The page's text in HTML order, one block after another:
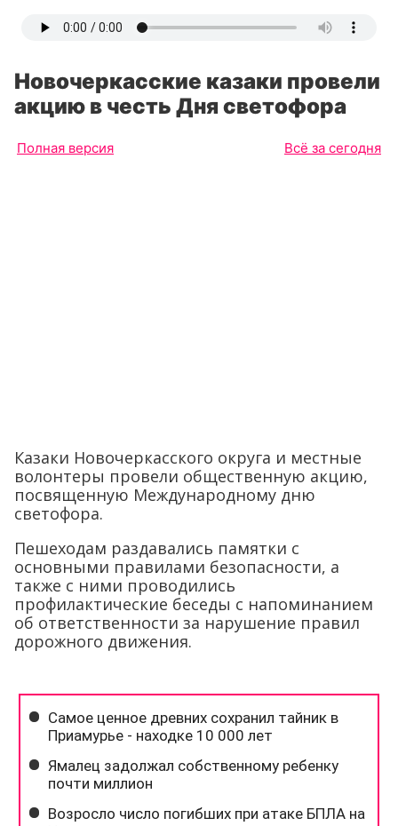
Новочеркасские казаки провели
акцию в честь Дня светофора
Полная версия Всё за сегодня
Казаки Новочеркасского округа и местные
волонтеры провели общественную акцию,
посвященную Международному дню
светофора.
Пешеходам раздавались памятки с
основными правилами безопасности, а
также с ними проводились
профилактические беседы с напоминанием
об ответственности за нарушение правил
дорожного движения.